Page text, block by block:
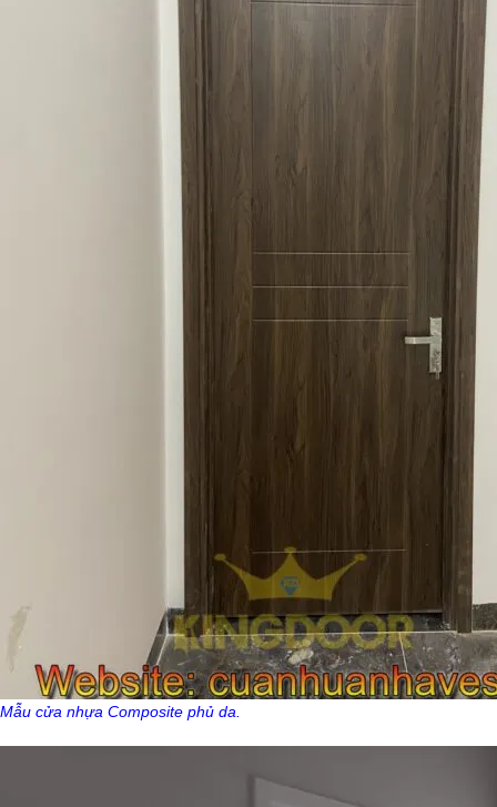
Mẫu cửa nhựa Composite phủ da.